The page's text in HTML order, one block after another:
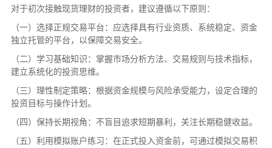
对于初次接触现货理财的投资者，建议遵循以下原则：
（一）选择正规交易平台：应选择具有行业资质、系统稳定、资金
独立托管的平台，以保障交易安全。
（二）学习基础知识：掌握市场分析方法、交易规则与技术指标，
建立系统化的投资思维。
（三）理性制定策略：根据资金规模与风险承受能力，设定合理的
投资目标与操作计划。
（四）保持长期视角：不盲目追求短期暴利，关注长期稳健收益。
（五）利用模拟账户练习：在正式投入资金前，可通过模拟交易积